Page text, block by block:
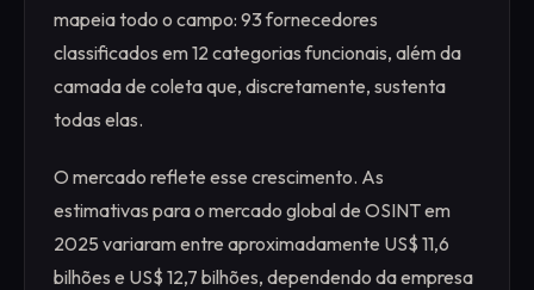
mapeia todo o campo: 93 fornecedores
classificados em 12 categorias funcionais, além da
camada de coleta que, discretamente, sustenta
todas elas.
O mercado reflete esse crescimento. As
estimativas para o mercado global de OSINT em
2025 variaram entre aproximadamente US$ 11,6
bilhões e US$ 12,7 bilhões, dependendo da empresa